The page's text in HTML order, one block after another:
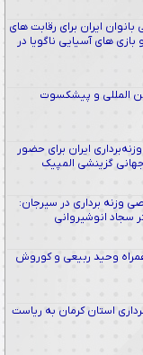
ایران برای رقابت های
های آسیایی ناگویا در
المللی و پیشکسوت
ایران برای حضور
گزینشی المپیک
وزنه برداری در سیرجان:
انوشیروانی
وحید ربیعی و کوروش
استان کرمان به ریاست